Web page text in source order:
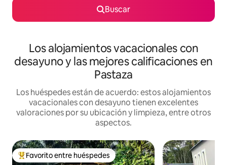
Buscar
Los alojamientos vacacionales con
desayuno y las mejores calificaciones en
Pastaza
Los huéspedes están de acuerdo: estos alojamientos
vacacionales con desayuno tienen excelentes
valoraciones por su ubicación y limpieza, entre otros
aspectos.
Favorito entre huéspedes preferido
Favorito entre huéspedes